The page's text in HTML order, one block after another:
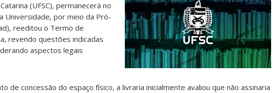
(UFSC), permanecerá no
Universidade, por meio da Pró-
reeditou o Termo de
revendo questões indicadas
aspectos legais
de concessão do espaço físico, a livraria inicialmente avaliou que não assinaria